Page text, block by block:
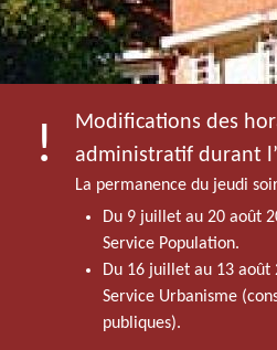
Modifications des
administratif durant
La permanence du jeudi
Du 9 juillet au 20 août
Service Population.
Du 16 juillet au 13 août
Service Urbanisme
publiques).